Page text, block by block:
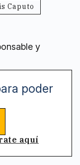
Caputo
y
poder
aquí